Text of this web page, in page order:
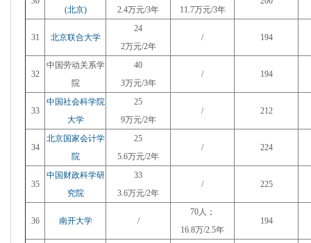
(北京)
2.4万元/3年
11.7万元/3年
31 北京联合大学
24
2万元/2年
/ 194
32
中国劳动关系学
院
40
3万元/3年
/ 194
33
中国社会科学院
大学
25
9万元/2年
/ 212
34
北京国家会计学
院
25
5.6万元/2年
/ 224
35
中国财政科学研
究院
33
3.6万元/2年
/ 225
36 南开大学 /
70人；
16.8万/2.5年
194